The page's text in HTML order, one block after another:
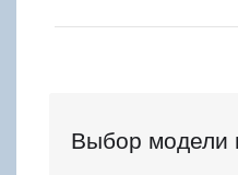
Выбор модели